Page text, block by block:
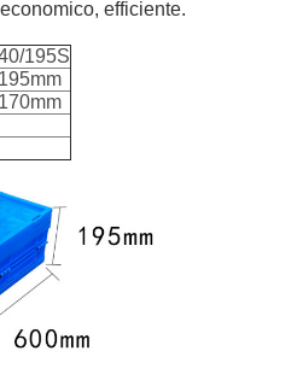
efficiente.
195S